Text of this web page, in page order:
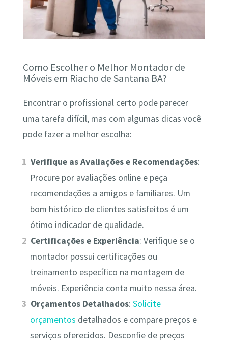
Como Escolher o Melhor Montador de
Móveis em Riacho de Santana BA?
Encontrar o profissional certo pode parecer
uma tarefa difícil, mas com algumas dicas você
pode fazer a melhor escolha:
Verifique as Avaliações e Recomendações:
Procure por avaliações online e peça
recomendações a amigos e familiares. Um
bom histórico de clientes satisfeitos é um
ótimo indicador de qualidade.
Certificações e Experiência: Verifique se o
montador possui certificações ou
treinamento específico na montagem de
móveis. Experiência conta muito nessa área.
Orçamentos Detalhados:Solicite
orçamentos detalhados e compare preços e
serviços oferecidos. Desconfie de preços